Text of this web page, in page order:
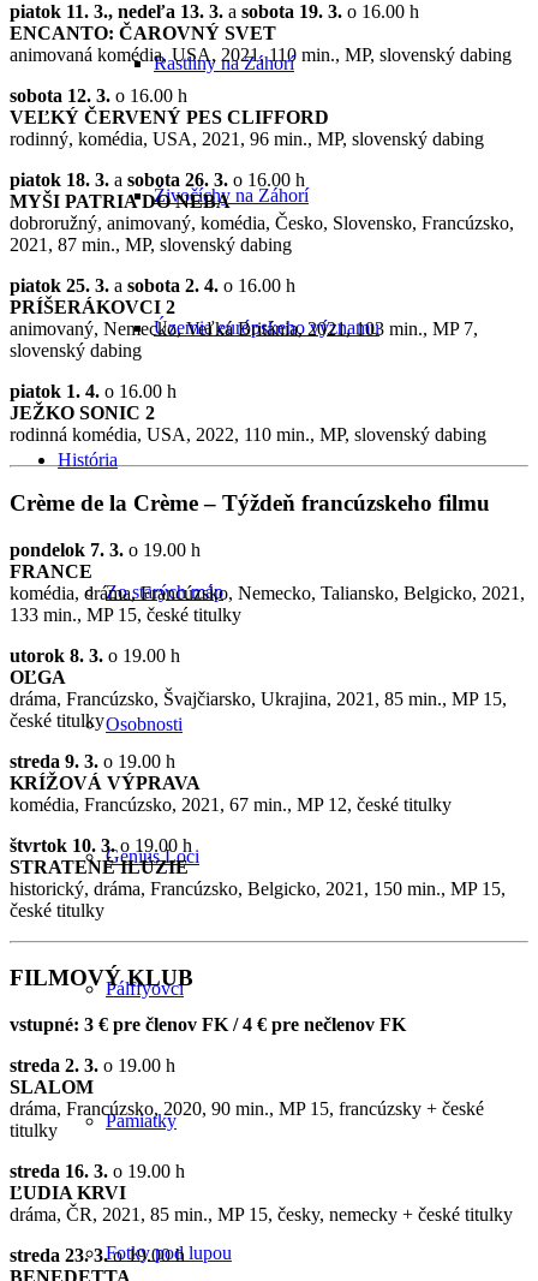
Rastliny na Záhorí
Živočíchy na Záhorí
Územia európskeho významu
História
Zo starých máp
Osobnosti
Genius Loci
Pálffyovci
Pamiatky
Fotky pod lupou
piatok 11. 3., nedeľa 13. 3. a sobota 19. 3. o 16.00 h
ENCANTO: ČAROVNÝ SVET
animovaná komédia, USA, 2021, 110 min., MP, slovenský dabing
sobota 12. 3. o 16.00 h
VEĽKÝ ČERVENÝ PES CLIFFORD
rodinný, komédia, USA, 2021, 96 min., MP, slovenský dabing
piatok 18. 3. a sobota 26. 3. o 16.00 h
MYŠI PATRIA DO NEBA
dobroružný, animovaný, komédia, Česko, Slovensko, Francúzsko,
2021, 87 min., MP, slovenský dabing
piatok 25. 3. a sobota 2. 4. o 16.00 h
PRÍŠERÁKOVCI 2
animovaný, Nemecko, Veľká Británia, 2021, 103 min., MP 7,
slovenský dabing
piatok 1. 4. o 16.00 h
JEŽKO SONIC 2
rodinná komédia, USA, 2022, 110 min., MP, slovenský dabing
Crème de la Crème – Týždeň francúzskeho filmu
pondelok 7. 3. o 19.00 h
FRANCE
komédia, dráma, Francúzsko, Nemecko, Taliansko, Belgicko, 2021,
133 min., MP 15, české titulky
utorok 8. 3. o 19.00 h
OĽGA
dráma, Francúzsko, Švajčiarsko, Ukrajina, 2021, 85 min., MP 15,
české titulky
streda 9. 3. o 19.00 h
KRÍŽOVÁ VÝPRAVA
komédia, Francúzsko, 2021, 67 min., MP 12, české titulky
štvrtok 10. 3.o 19.00 h
STRATENÉ ILÚZIE
historický, dráma, Francúzsko, Belgicko, 2021, 150 min., MP 15,
české titulky
FILMOVÝ KLUB
vstupné: 3 € pre členov FK / 4 € pre nečlenov FK
streda 2. 3. o 19.00 h
SLALOM
dráma, Francúzsko, 2020, 90 min., MP 15, francúzsky + české
titulky
streda 16. 3. o 19.00 h
ĽUDIA KRVI
dráma, ČR, 2021, 85 min., MP 15, česky, nemecky + české titulky
streda 23. 3.o 19.00 h